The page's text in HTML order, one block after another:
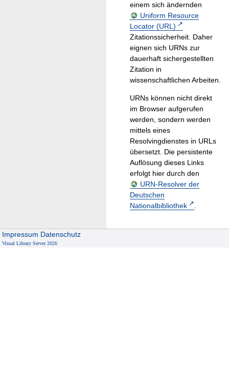
einem sich ändernden
Uniform Resource
Locator (URL)
Zitationssicherheit. Daher
eignen sich URNs zur
dauerhaft sichergestellten
Zitation in
wissenschaftlichen Arbeiten.
URNs können nicht direkt
im Browser aufgerufen
werden, sondern werden
mittels eines
Resolvingdienstes in URLs
übersetzt. Die persistente
Auflösung dieses Links
erfolgt hier durch den
URN-Resolver der
Deutschen
Nationalbibliothek
.
Impressum Datenschutz
Visual Library Server 2026